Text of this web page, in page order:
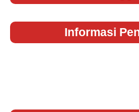
Informasi